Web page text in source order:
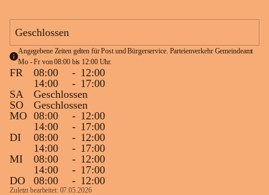
Geschlossen
Angegebene Zeiten gelten für Post und Bürgerservice. Parteienverkehr Gemeindeamt
Mo - Fr von 08:00 bis 12:00 Uhr.
FR 08:00 - 12:00
14:00
- 17:00
SA
Geschlossen
SO
Geschlossen
MO 08:00 - 12:00
14:00
- 17:00
DI
08:00 - 12:00
14:00
- 17:00
MI
08:00 - 12:00
14:00
- 17:00
DO
08:00 - 12:00
Zuletzt bearbeitet: 07.05.2026